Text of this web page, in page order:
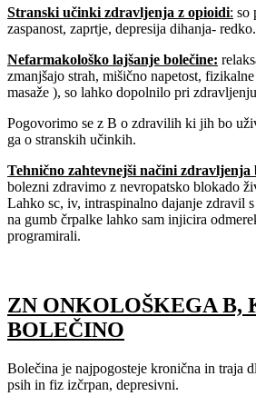
Stranski učinki zdravljenja z opioidi: so
zaspanost, zaprtje, depresija dihanja- redko.
Nefarmakološko lajšanje bolečine:
zmanjšajo strah, mišično napetost,
masaže ), so lahko dopolnilo pri
Pogovorimo se z B o zdravilih ki jih bo
ga o stranskih učinkih.
Tehnično zahtevnejši načini zdravljenja
bolezni zdravimo z nevropatsko blokado
Lahko sc, iv, intraspinalno dajanje zdravil
na gumb črpalke lahko sam injicira
programirali.
ZN ONKOLOŠKEGA B,
BOLEČINO
Bolečina je najpogosteje kronična in traja
psih in fiz izčrpan, depresivni.